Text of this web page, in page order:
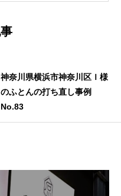
神奈川県横浜市神奈川区Ｉ様
のふとんの打ち直し事例
No.83